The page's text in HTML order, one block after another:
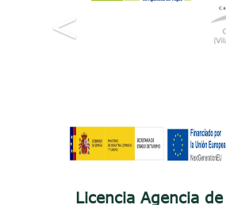
<
Licencia Agencia